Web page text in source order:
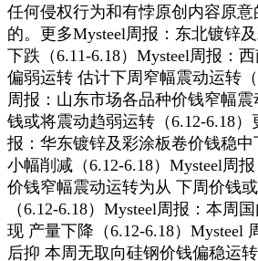
任何侵权行为和有悖原创内容原
的。更多Mysteel周报：东北镀锌
下跌（6.11-6.18）Mysteel周报：
偏弱运转 估计下周窄幅震动运转（
周报：山东市场各品种价钱窄幅
钱或将震动趋弱运转（6.12-6.18）
报：华东镀锌及彩涂板卷价钱稳
小幅削减（6.12-6.18）Mysteel周
价钱窄幅震动运转为从 下周价钱
（6.12-6.18）Mysteel周报：本周
现 产量下降（6.12-6.18）Mysteel
后抑 本周无取向硅钢价钱偏稳运转